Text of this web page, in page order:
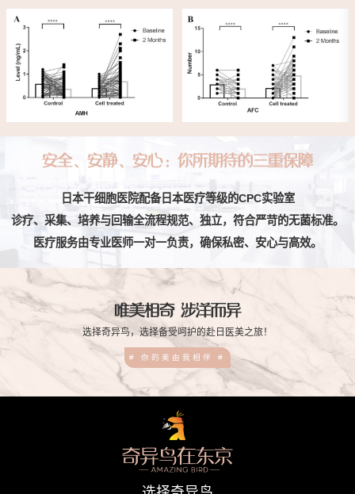
安全、安静、安心：你所期待的三重保障
日本干细胞医院配备日本医疗等级的CPC实验室
诊疗、采集、培养与回输全流程规范、独立，符合严苛的无菌标准。
医疗服务由专业医师一对一负责，确保私密、安心与高效。
唯美相奇 涉洋而异
选择奇异鸟，选择备受呵护的赴日医美之旅！
# 你的美由我相伴 #